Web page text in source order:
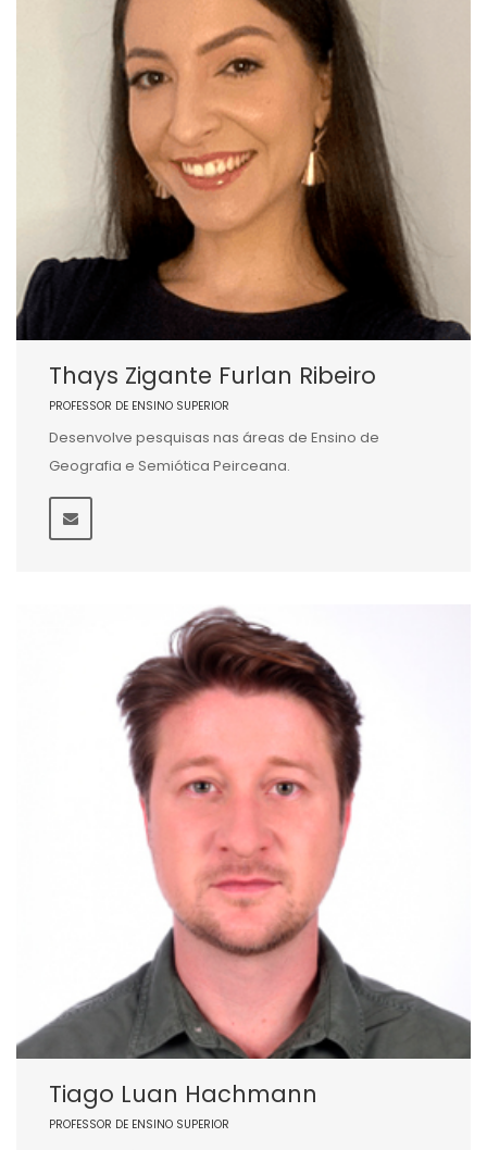
Thays Zigante Furlan Ribeiro
PROFESSOR DE ENSINO SUPERIOR
Desenvolve pesquisas nas áreas de Ensino de
Geografia e Semiótica Peirceana.
Tiago Luan Hachmann
PROFESSOR DE ENSINO SUPERIOR